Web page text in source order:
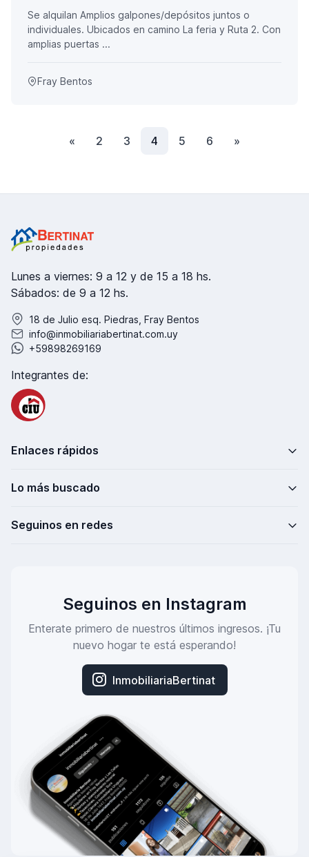
Se alquilan Amplios galpones/depósitos juntos o
individuales. Ubicados en camino La feria y Ruta 2. Con
amplias puertas ...
Fray Bentos
« Anterior
2 3 4 (actual)
5 6 »
Lunes a viernes: 9 a 12 y de 15 a 18 hs.
Sábados: de 9 a 12 hs.
18 de Julio esq. Piedras, Fray Bentos
info@inmobiliariabertinat.com.uy
+59898269169
Integrantes de:
Enlaces rápidos
Lo más buscado
Seguinos en redes
Seguinos en Instagram
Enterate primero de nuestros últimos ingresos. ¡Tu
nuevo hogar te está esperando!
InmobiliariaBertinat